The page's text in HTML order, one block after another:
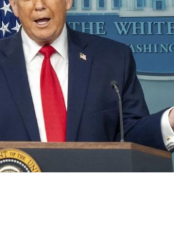
La Cámara de
presentó el
Juan
Lucía